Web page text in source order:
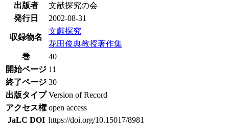
出版者
文献探究の会
発行日
2002-08-31
収録物名
文獻探究
花田俊典教授著作集
巻
40
開始ページ 11
終了ページ 30
出版タイプ Version of Record
アクセス権 open access
JaLC DOI https://doi.org/10.15017/8981